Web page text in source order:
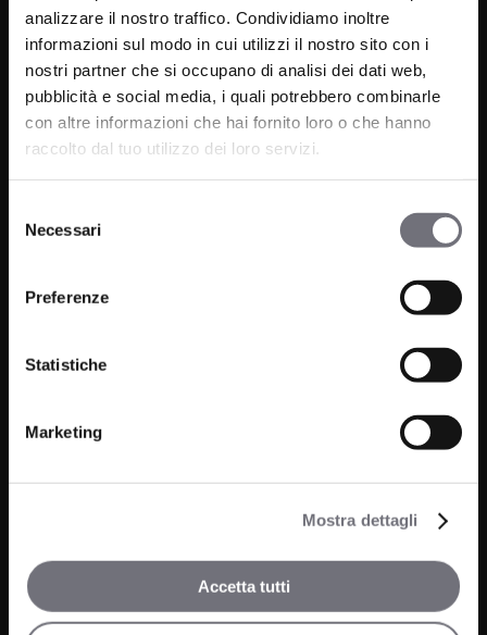
analizzare il nostro traffico. Condividiamo inoltre
informazioni sul modo in cui utilizzi il nostro sito con i
nostri partner che si occupano di analisi dei dati web,
pubblicità e social media, i quali potrebbero combinarle
con altre informazioni che hai fornito loro o che hanno
raccolto dal tuo utilizzo dei loro servizi.
delNecessari
Preferenze
Statistiche
Marketing
Mostra dettagli
Accetta tutti
Via C. Rolando 111, Gozzano (NO) 28024
P.IVA 00265030031
Email:info@bugnatese.com
Cucina
Finiture
Contatti
FAQ